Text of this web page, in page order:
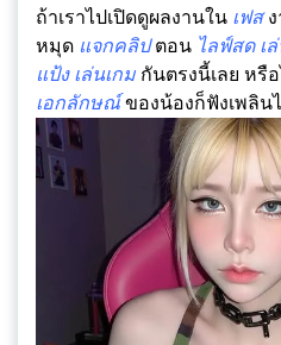
ถ้าเราไปเปิดดูผลงานใน เฟสง
หมุด แจกคลิปตอน ไลฟ์สด เ
แป้ง เล่นเกม กันตรงนี้เลย หรื
เอกลักษณ์ของน้องก็ฟังเพลิน